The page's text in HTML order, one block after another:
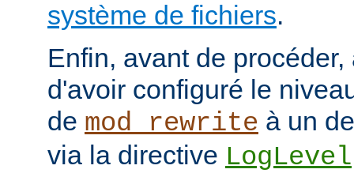
système de fichiers.
Enfin, avant de
d'avoir configuré le
de mod_rewrite à un
via la directive LogLevel